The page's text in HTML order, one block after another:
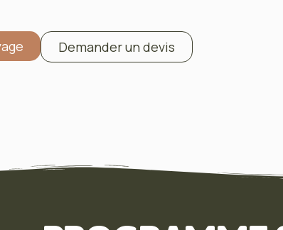
Demander un devis